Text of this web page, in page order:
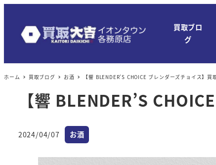
買取ブロ
グ
ホーム 買取ブログ お酒 【響 BLENDER’S CHOICE ブレンダーズチョイス】買
【響 BLENDER’S
投稿日
2024/04/07 カテゴリー
お酒